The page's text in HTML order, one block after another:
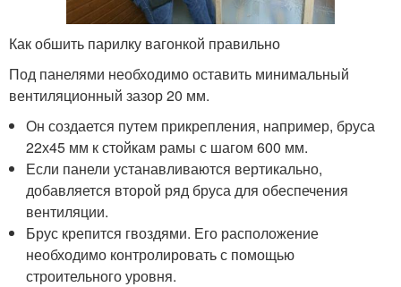
Как обшить парилку вагонкой правильно
Под панелями необходимо оставить минимальный
вентиляционный зазор 20 мм.
Он создается путем прикрепления, например, бруса
22х45 мм к стойкам рамы с шагом 600 мм.
Если панели устанавливаются вертикально,
добавляется второй ряд бруса для обеспечения
вентиляции.
Брус крепится гвоздями. Его расположение
необходимо контролировать с помощью
строительного уровня.